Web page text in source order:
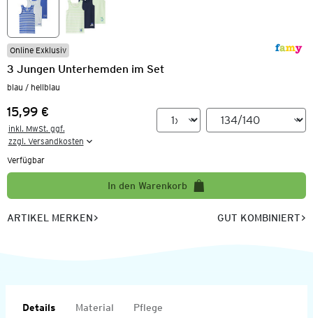
Online Exklusiv
3 Jungen Unterhemden im Set
blau / hellblau
Preis:
15,99 €
inkl. MwSt. ggf.
zzgl. Versandkosten
Verfügbar
In den Warenkorb
ARTIKEL MERKEN GUT KOMBINIERT
Details Material Pflege